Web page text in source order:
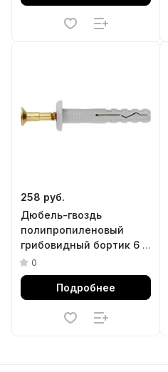
258 руб.
Дюбель-гвоздь
полипропиленовый
грибовидный бортик 6 x
60 мм, 200 шт Сибртех
0
Подробнее